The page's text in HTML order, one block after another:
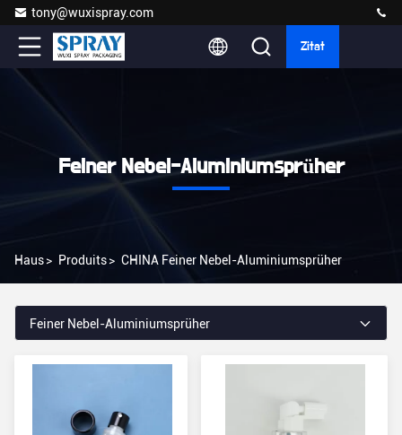
tony@wuxispray.com
Zitat
Feiner Nebel-Aluminiumsprüher
Haus> Produits> CHINA Feiner Nebel-Aluminiumsprüher
Feiner Nebel-Aluminiumsprüher